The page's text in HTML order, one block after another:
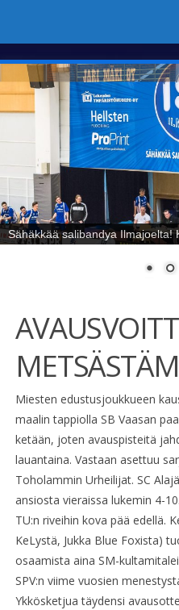
Sähäkkää salibandya Ilmajoelta!
Miesten edustusjoukkueen
maalin tappiolla SB Vaasan
ketään, joten avauspisteitä
lauantaina. Vastaan asettuu
Toholammin Urheilijat. SC
ansiosta vieraissa lukemin 4-
TU:n riveihin kova pää edellä.
KeLystä, Jukka Blue Foxista)
osaamista aina SM-
SPV:n viime vuosien
Ykkösketjua täydensi